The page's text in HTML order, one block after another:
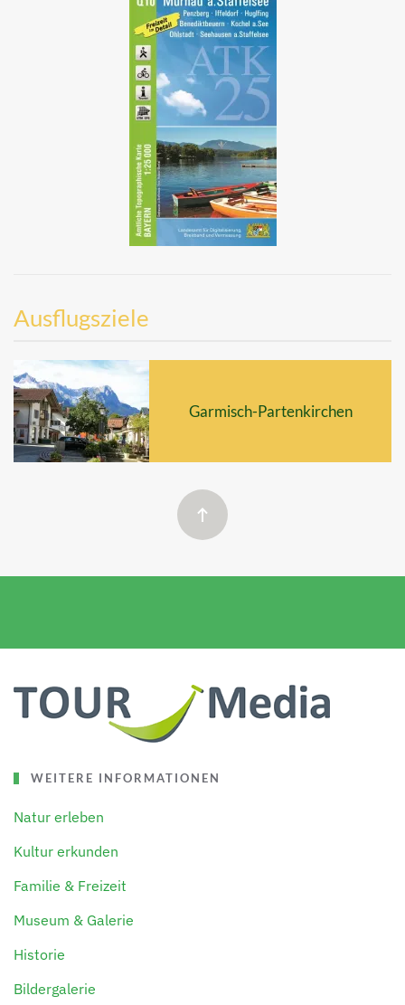
Ausflugsziele
Garmisch-Partenkirchen
WEITERE INFORMATIONEN
Natur erleben
Kultur erkunden
Familie & Freizeit
Museum & Galerie
Historie
Bildergalerie